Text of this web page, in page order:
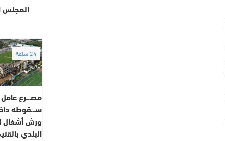
المجلس
24 ساعة
مصـ.ـرع عامل
سـ.ـقوطه
ورش أشغال
البلدي